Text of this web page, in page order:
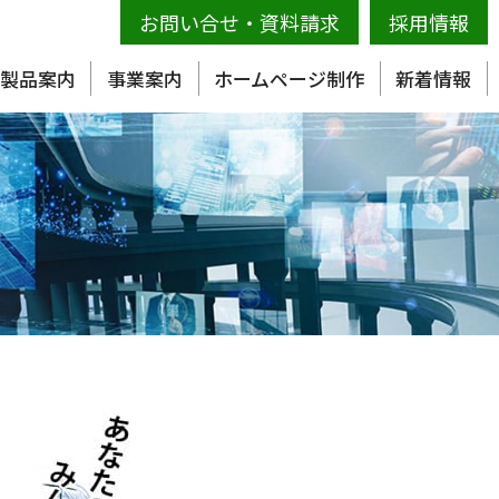
製品案内 事業案内 ホームページ制作 新着情報
お問い合せ ・ 資料請求 採用情報